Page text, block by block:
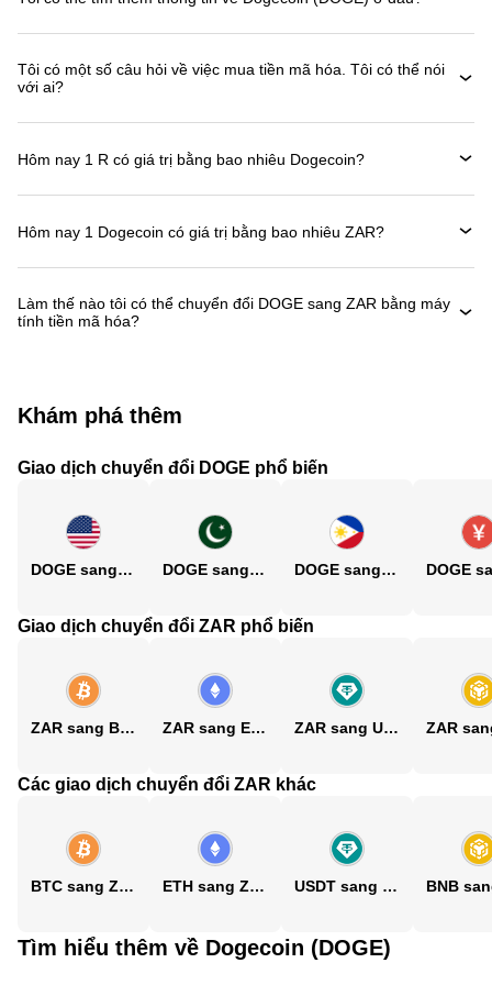
Tôi có một số câu hỏi về việc mua tiền mã hóa. Tôi có thể nói
với ai?
Hôm nay 1 R có giá trị bằng bao nhiêu Dogecoin?
Hôm nay 1 Dogecoin có giá trị bằng bao nhiêu ZAR?
Làm thế nào tôi có thể chuyển đổi DOGE sang ZAR bằng máy
tính tiền mã hóa?
Khám phá thêm
Giao dịch chuyển đổi DOGE phổ biến
DOGE sang USD DOGE sang PKR DOGE sang PHP
Giao dịch chuyển đổi ZAR phổ biến
ZAR sang BTC ZAR sang ETH ZAR sang USDT
Các giao dịch chuyển đổi ZAR khác
BTC sang ZAR ETH sang ZAR USDT sang ZAR
Tìm hiểu thêm về Dogecoin (DOGE)